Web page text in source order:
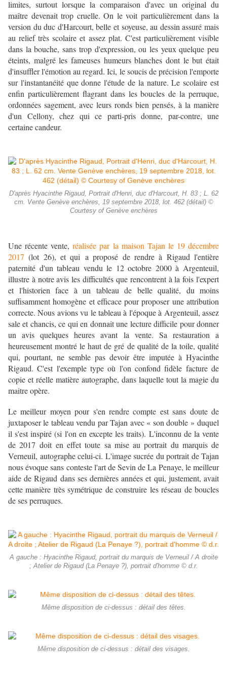
limites, surtout lorsque la comparaison d'avec un original du
maître devenait trop cruelle. On le voit particulièrement dans la
version du duc d'Harcourt, belle et soyeuse, au dessin assuré mais
au relief très scolaire et assez plat. C'est particulièrement visible
dans la bouche, sans trop d'expression, ou les yeux quelque peu
éteints, malgré les fameuses humeurs blanches dont le but était
d'insuffler l'émotion au regard. Ici, le soucis de précision l'emporte
sur l'instantanéité que donne l'étude de la nature. Le scolaire est
enfin particulièrement flagrant dans les boucles de la perruque,
ordonnées sagement, avec leurs ronds bien pensés, à la manière
d'un Cellony, chez qui ce parti-pris donne, par-contre, une
certaine candeur.
D'après Hyacinthe Rigaud, Portrait d'Henri, duc d'Harcourt, H. 83 ; L. 62
cm. Vente Genève enchères, 19 septembre 2018, lot. 462 (détail) ©
Courtesy of Genève enchères
Une récente vente,réalisée par la maison Tajan le 19 décembre
2017(lot 26), et qui a proposé de rendre à Rigaud l'entière
paternité d'un tableau vendu le 12 octobre 2000 à Argenteuil,
illustre à notre avis les difficultés que rencontrent à la fois l'expert
et l'historien face à un tableau de belle qualité, du moins
suffisamment homogène et efficace pour proposer une attribution
correcte. Nous avions vu le tableau à l'époque à Argenteuil, assez
sale et chancis, ce qui en donnait une lecture difficile pour donner
un avis quelques heures avant la vente. Sa restauration a
heureusement montré le haut de gré de qualité de la toile, qualité
qui, pourtant, ne semble pas devoir être imputée à Hyacinthe
Rigaud. C'est l'exemple type où l'on confond fidèle facture de
copie et réelle matière autographe, dans laquelle tout la magie du
maitre opère.
Le meilleur moyen pour s'en rendre compte est sans doute de
juxtaposer le tableau vendu par Tajan avec « son double » duquel
il s'est inspiré (si l'on en excepte les traits). L'inconnu de la vente
de 2017 doit en effet toute sa mise au portrait du marquis de
Verneuil, autographe celui-ci. L'image sucrée du portrait de Tajan
nous évoque sans conteste l'art de Sevin de La Penaye, le meilleur
aide de Rigaud dans ses dernières années et qui, justement, avait
cette manière très symétrique de construire les réseau de boucles
de ses perruques.
A gauche : Hyacinthe Rigaud, portrait du marquis de Verneuil / A droite
; Atelier de Rigaud (La Penaye ?), portrait d'homme © d.r.
Même disposition de ci-dessus : détail des têtes.
Même disposition de ci-dessus : détail des visages.